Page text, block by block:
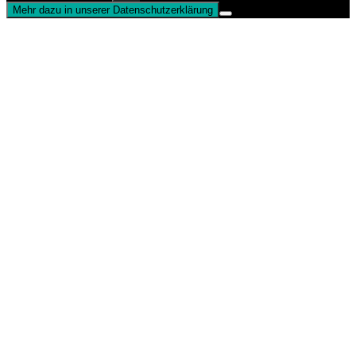
Mehr dazu in unserer Datenschutzerklärung